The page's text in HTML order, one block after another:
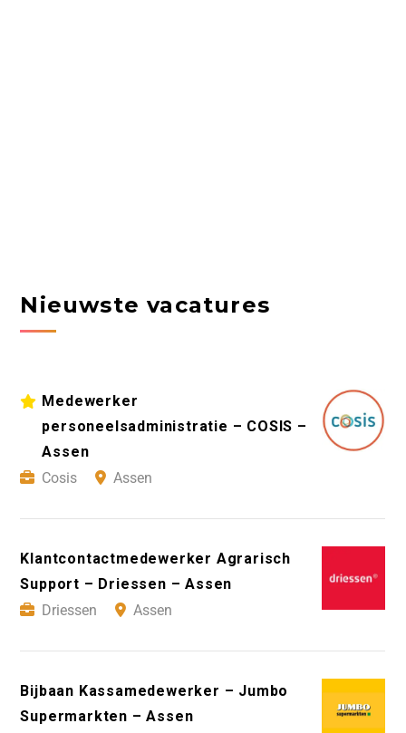
Nieuwste vacatures
Medewerker
personeelsadministratie – COSIS –
Assen
Cosis
Assen
Klantcontactmedewerker Agrarisch
Support – Driessen – Assen
Driessen
Assen
Bijbaan Kassamedewerker – Jumbo
Supermarkten – Assen